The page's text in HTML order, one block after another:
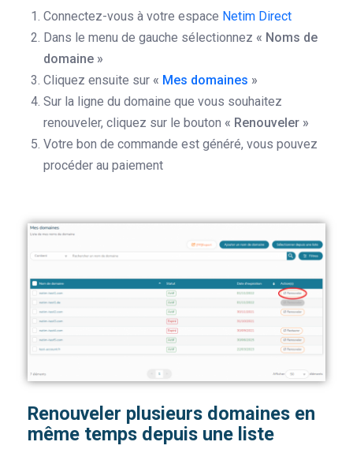
Connectez-vous à votre espace Netim Direct
Dans le menu de gauche sélectionnez « Noms de
domaine »
Cliquez ensuite sur « Mes domaines »
Sur la ligne du domaine que vous souhaitez
renouveler, cliquez sur le bouton « Renouveler »
Votre bon de commande est généré, vous pouvez
procéder au paiement
Renouveler plusieurs domaines en
même temps depuis une liste